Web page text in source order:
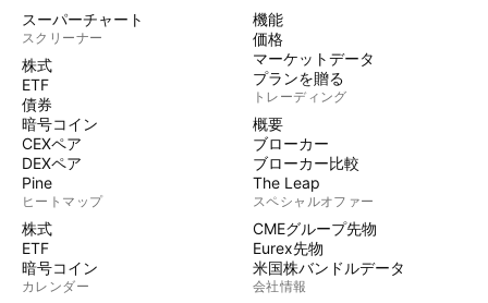
スーパーチャート
スクリーナー
株式
ETF
債券
暗号コイン
CEXペア
DEXペア
Pine
ヒートマップ
株式
ETF
暗号コイン
カレンダー
機能
価格
マーケットデータ
プランを贈る
トレーディング
概要
ブローカー
ブローカー比較
The Leap
スペシャルオファー
CMEグループ先物
Eurex先物
米国株バンドルデータ
会社情報